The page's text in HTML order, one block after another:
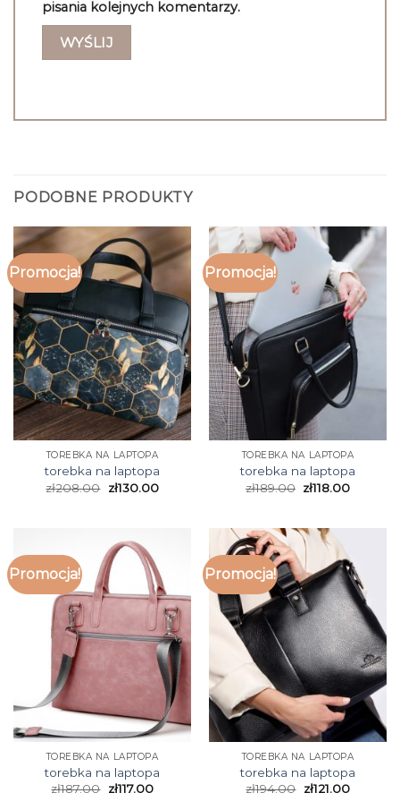
pisania kolejnych komentarzy.
PODOBNE PRODUKTY
Promocja!
TOREBKA NA LAPTOPA
torebka na laptopa
zł208.00 zł130.00
Promocja!
TOREBKA NA LAPTOPA
torebka na laptopa
zł189.00 zł118.00
Promocja!
TOREBKA NA LAPTOPA
torebka na laptopa
zł187.00 zł117.00
Promocja!
TOREBKA NA LAPTOPA
torebka na laptopa
zł194.00 zł121.00